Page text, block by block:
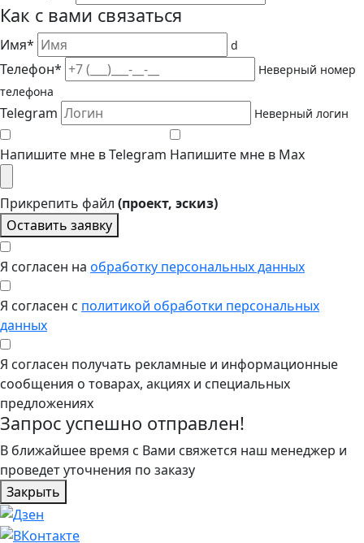
Как с вами связаться
Имя* d
Телефон*
Неверный номер
телефона
Telegram Неверный логин
Напишите мне в Telegram Напишите мне в Max
Прикрепить файл (проект, эскиз)
Оставить заявку
Я согласен на обработку персональных данных
Я согласен с политикой обработки персональных
данных
Я согласен получать рекламные и информационные
сообщения о товарах, акциях и специальных
предложениях
Запрос успешно отправлен!
В ближайшее время с Вами свяжется наш менеджер и
проведет уточнения по заказу
Закрыть